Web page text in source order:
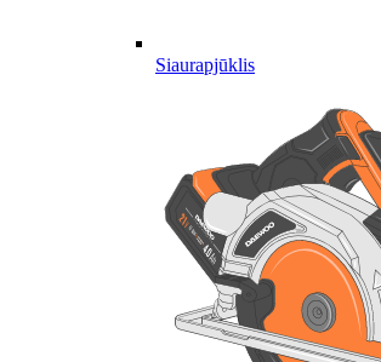
Siaurapjūklis